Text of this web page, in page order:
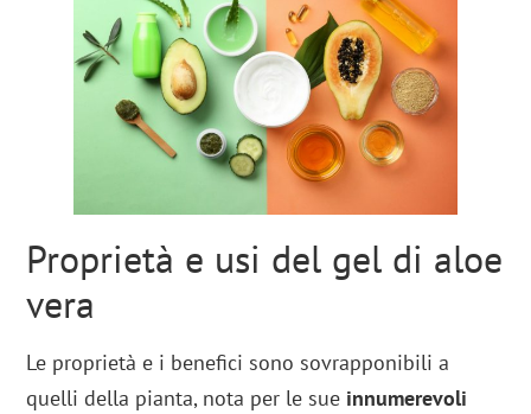
Proprietà e usi del gel di aloe
vera
Le proprietà e i benefici sono sovrapponibili a
quelli della pianta, nota per le sue innumerevoli